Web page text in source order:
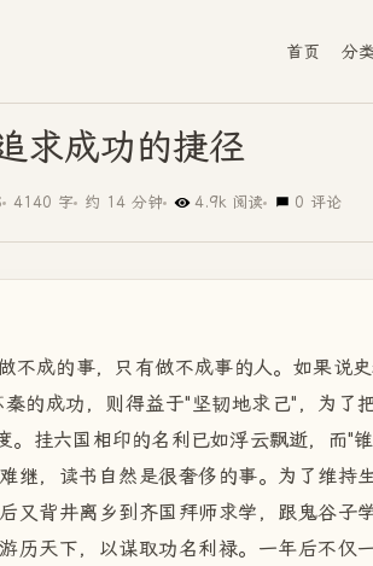
首页 分
求成功的捷径
4140 字 约 14 分钟 4.9k 阅读 0 评论
不成的事，只有做不成事的人。如果说
的成功，则得益于"坚韧地求己"，为了
。挂六国相印的名利已如浮云飘逝，而"
继，读书自然是很奢侈的事。为了维持
又背井离乡到齐国拜师求学，跟鬼谷子
历天下，以谋取功名利禄。一年后不仅